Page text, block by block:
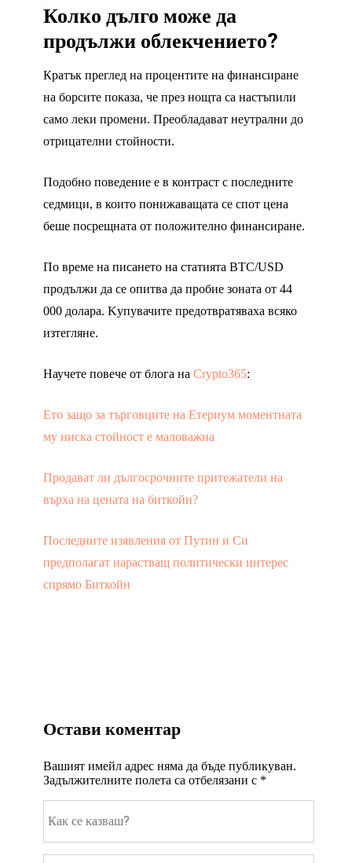
Колко дълго може да
продължи облекчението?
Кратък преглед на процентите на финансиране
на борсите показа, че през нощта са настъпили
само леки промени. Преобладават неутрални до
отрицателни стойности.
Подобно поведение е в контраст с последните
седмици, в които понижаващата се спот цена
беше посрещната от положително финансиране.
По време на писането на статията BTC/USD
продължи да се опитва да пробие зоната от 44
000 долара. Kупувачите предотвратяваха всяко
изтегляне.
Научете повече от блога на Crypto365:
Ето защо за търговците на Етериум моментната
му ниска стойност е маловажна
Продават ли дългосрочните притежатели на
върха на цената на биткойн?
Последните изявления от Путин и Си
предполагат нарастващ политически интерес
спрямо Биткойн
Остави коментар
Вашият имейл адрес няма да бъде публикуван.
Задължителните полета са отбелязани с *